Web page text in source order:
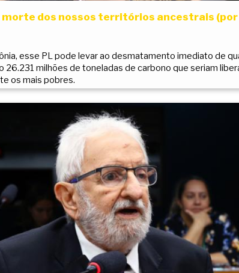
morte dos nossos territórios ancestrais (por
esse PL pode levar ao desmatamento imediato de
26.231 milhões de toneladas de carbono que seriam
os mais pobres.